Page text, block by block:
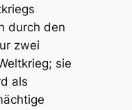
durch den
zwei
sie
als